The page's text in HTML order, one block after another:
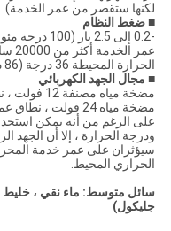
لكنها ستقصر من عمر الخدمة)
■ضغط النظام
-0.2 إلى 2.5 بار (100 درجة مئوية (212 درجة فهرنهايت).
عمر
الحرارة المحيطة 36 درجة (86 درجة فهرنهايت).
■ مجال الجهد الكهربائي
مضخة مياه مصنفة 12 فولت ، نطاق عملي 9 فولت - 16 فولت
مضخة مياه 24 فولت ، نطاق عملي 18 فولت - 30 فولت
على الرغم من أنه يمكن
ودرجة الحرارة ، إلا أن الجهد
سيؤثران على عمر خدمة
الحراري المحيط.
جليكول)